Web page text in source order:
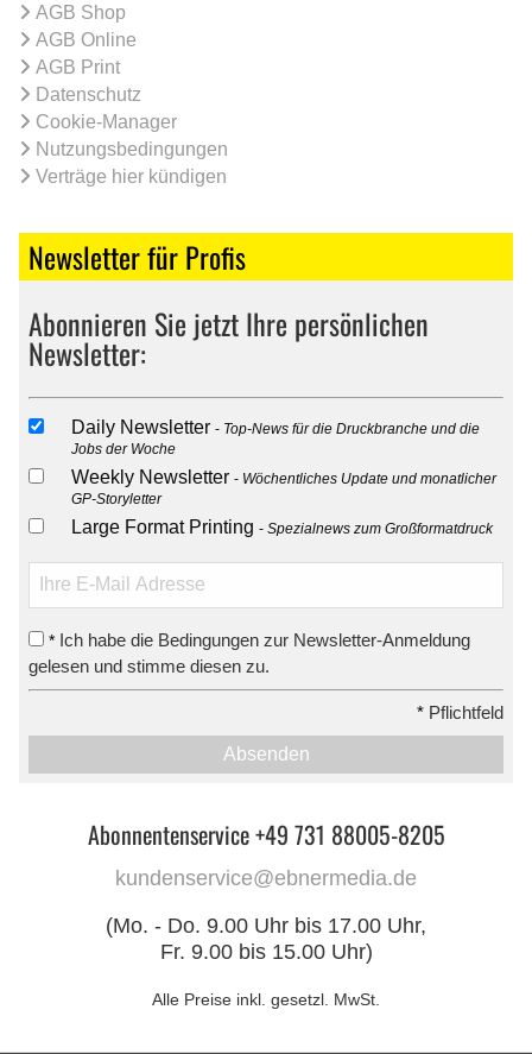
AGB Shop
AGB Online
AGB Print
Datenschutz
Cookie-Manager
Nutzungsbedingungen
Verträge hier kündigen
Newsletter für Profis
Abonnieren Sie jetzt Ihre persönlichen
Newsletter:
Daily Newsletter
Top-News für die Druckbranche und die
Jobs der Woche
Weekly Newsletter
Wöchentliches Update und monatlicher
GP-Storyletter
Large Format Printing Spezialnews zum Großformatdruck
* Ich habe die Bedingungen zur Newsletter-Anmeldung
gelesen und stimme diesen zu.
* Pflichtfeld
Absenden
Abonnentenservice +49 731 88005-8205
kundenservice@ebnermedia.de
(Mo. - Do. 9.00 Uhr bis 17.00 Uhr,
Fr. 9.00 bis 15.00 Uhr)
Alle Preise inkl. gesetzl. MwSt.